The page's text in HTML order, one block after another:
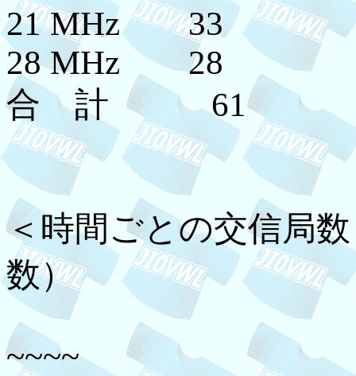
21 MHz
28 MHz
合 計 61
＜時間ごとの交信局
数）
~~~~